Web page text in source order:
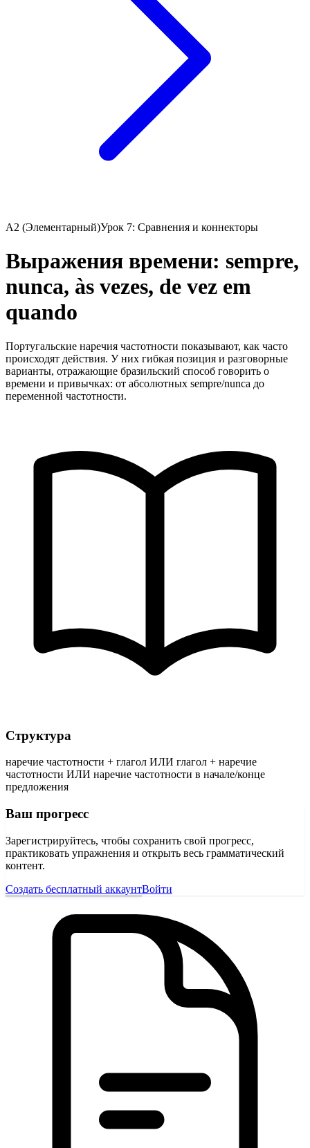
A2 (Элементарный)Урок 7: Сравнения и коннекторы
Выражения времени: sempre,
nunca, às vezes, de vez em
quando
Португальские наречия частотности показывают, как часто
происходят действия. У них гибкая позиция и разговорные
варианты, отражающие бразильский способ говорить о
времени и привычках: от абсолютных sempre/nunca до
переменной частотности.
Структура
наречие частотности + глагол ИЛИ глагол + наречие
частотности ИЛИ наречие частотности в начале/конце
предложения
Ваш прогресс
Зарегистрируйтесь, чтобы сохранить свой прогресс,
практиковать упражнения и открыть весь грамматический
контент.
Создать бесплатный аккаунтВойти